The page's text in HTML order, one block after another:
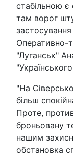
стабільною є
там ворог
Оперативно-
"Луганськ"
"На
більш
Проте,
броньовану
нашим
обстановка